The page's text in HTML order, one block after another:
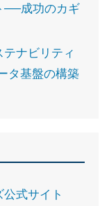
──成功のカギ
ナビリティ
タ基盤の構築
式サイト